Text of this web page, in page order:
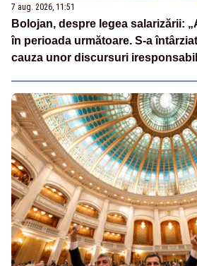
7 aug. 2026, 11:51
Bolojan, despre legea salarizării:
în perioada următoare. S-a
cauza unor discursuri